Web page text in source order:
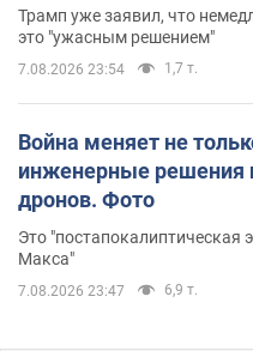
Трамп уже заявил, что
это "ужасным решением"
7.08.2026 23:54 1,7 т.
Война меняет не
инженерные решения
дронов. Фото
Это "постапокалиптическая
Макса"
7.08.2026 23:47 6,9 т.